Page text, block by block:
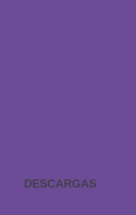
DESCARGAS